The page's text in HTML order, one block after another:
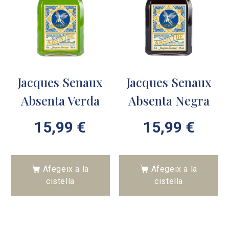
Jacques Senaux
Absenta Verda
15,99 €
Afegeix a la
cistella
Jacques Senaux
Absenta Negra
15,99 €
Afegeix a la
cistella